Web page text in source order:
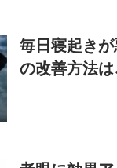
毎日寝起き
の改善方法は